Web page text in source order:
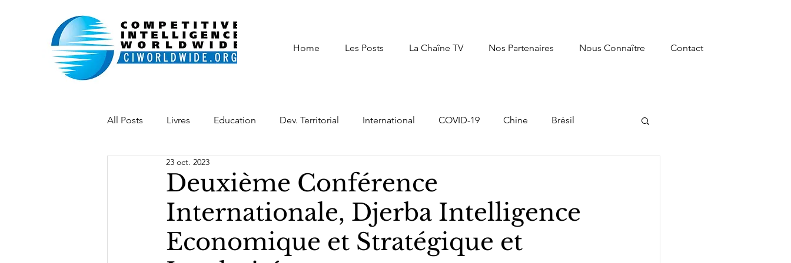
Home Les Posts La Chaîne TV Nos Partenaires Nous Connaître Contact
All Posts Livres Education Dev. Territorial International COVID-19 Chine Brésil
Indonésie Belgique
Académie IE Chaîne vidéo Intelligence Economique Stratégique digital transformation
Deuxième Conférence
Internationale, Djerba Intelligence
Economique et Stratégique et
23 oct. 2023